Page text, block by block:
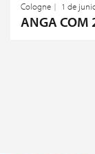
Cologne 1 de
ANGA COM